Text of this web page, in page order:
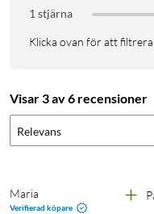
1 stjärna
Klicka ovan för att filtrera
Visar 3 av 6 recensioner
Relevans
Maria
Verifierad köpare